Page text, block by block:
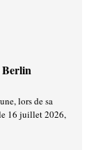
Berlin
lors de sa
16 juillet 2026,